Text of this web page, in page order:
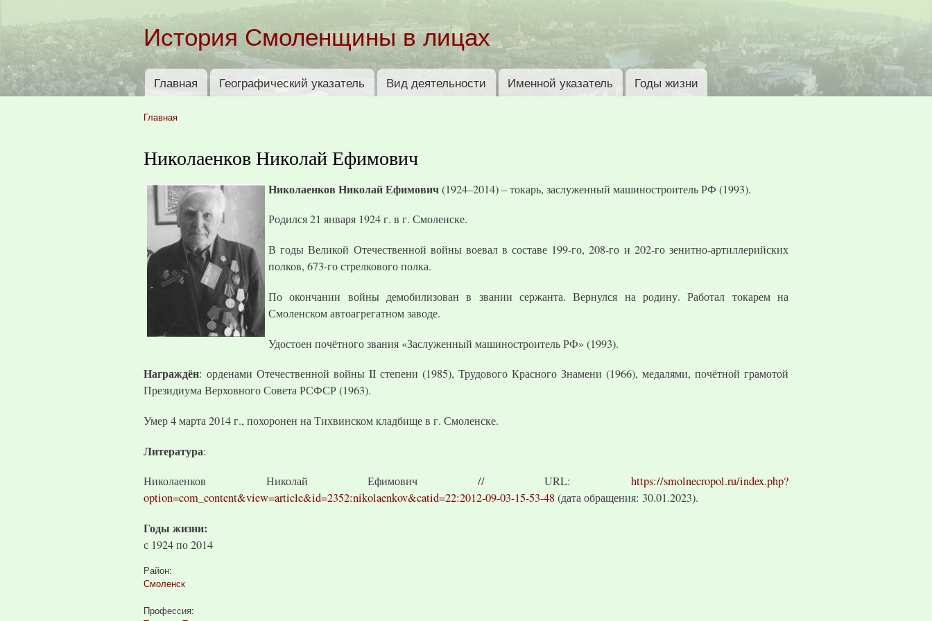
основному
содержанию
История Смоленщины в лицах
Главное меню
Главная Географический указатель Вид деятельности Именной указатель Годы жизни
Главная
Николаенков Николай Ефимович
Николаенков Николай Ефимович(1924–2014) – токарь, заслуженный машиностроитель РФ (1993).
Родился 21 января 1924 г. в г. Смоленске.
В годы Великой Отечественной войны воевал в составе 199-го, 208-го и 202-го зенитно-артиллерийских
полков, 673-го стрелкового полка.
По окончании войны демобилизован в звании сержанта. Вернулся на родину. Работал токарем на
Смоленском автоагрегатном заводе.
Удостоен почётного звания «Заслуженный машиностроитель РФ» (1993).
Награждён: орденами Отечественной войны II степени (1985), Трудового Красного Знамени (1966), медалями, почётной грамотой
Президиума Верховного Совета РСФСР (1963).
Умер 4 марта 2014 г., похоронен на Тихвинском кладбище в г. Смоленске.
Литература:
Николаенков Николай Ефимович // URL: https://smolnecropol.ru/index.php?
option=com_content&view=article&id=2352:nikolaenkov&catid=22:2012-09-03-15-53-48(дата обращения: 30.01.2023).
Годы жизни:
с 1924по2014
Район:
Смоленск
Профессия: